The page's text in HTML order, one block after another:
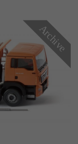
Archive